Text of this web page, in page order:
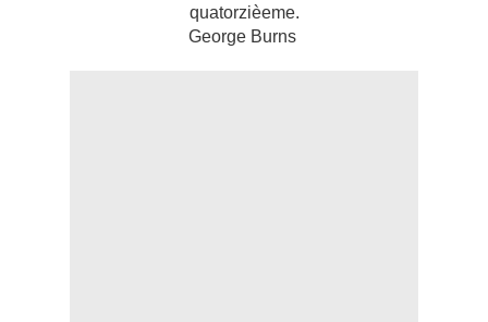
quatorzièeme.
George Burns